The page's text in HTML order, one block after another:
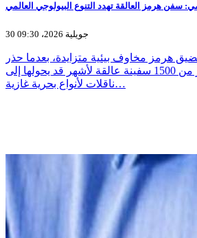
سفن هرمز العالقة تهدد التنوع البيولوجي العالمي
30 جويلية 2026، 09:30
هرمز مخاوف بيئية متزايدة، بعدما حذر
باحثون من أن بقاء أكثر من 1500 سفينة عالقة لأشهر قد يحولها إلى
ناقلات لأنواع بحرية غازية…